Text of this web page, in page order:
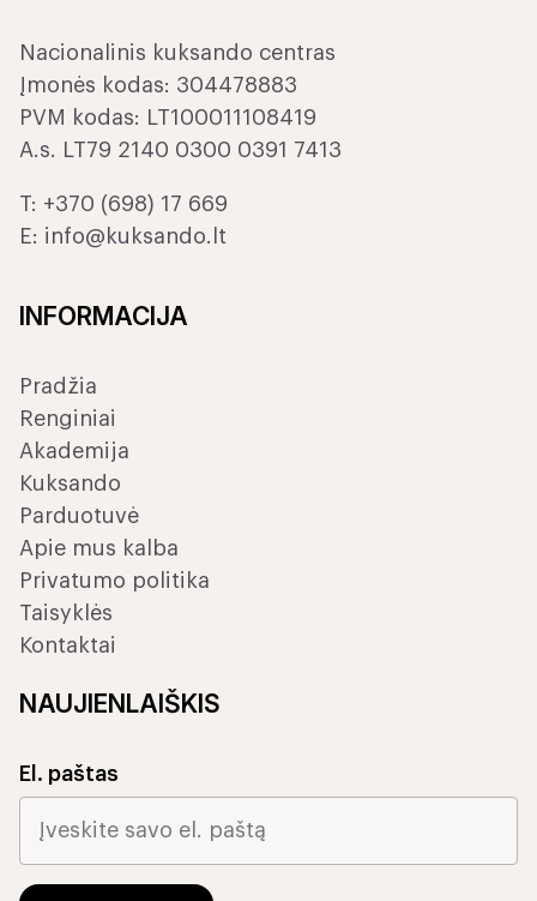
Nacionalinis kuksando centras
Įmonės kodas: 304478883
PVM kodas: LT100011108419
A.s. LT79 2140 0300 0391 7413
T: +370 (698) 17 669
E: info@kuksando.lt
INFORMACIJA
Pradžia
Renginiai
Akademija
Kuksando
Parduotuvė
Apie mus kalba
Privatumo politika
Taisyklės
Kontaktai
NAUJIENLAIŠKIS
El. paštas